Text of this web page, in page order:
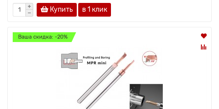
Купить в 1 клик
Ваша скидка: -20%